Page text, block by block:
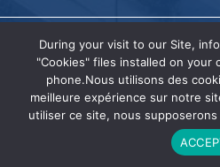
Mentions légales|Politique
Informations réglementaires
©2026 Venture Real
| Site réalisé par
During your visit to our Site,
"Cookies" files installed on your
phone.Nous utilisons des
meilleure expérience sur notre
utiliser ce site, nous